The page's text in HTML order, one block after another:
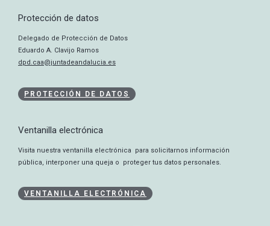
Protección de datos
Delegado de Protección de Datos
Eduardo A. Clavijo Ramos
dpd.caa@juntadeandalucia.es
PROTECCIÓN DE DATOS
Ventanilla electrónica
Visita nuestra ventanilla electrónica para solicitarnos información
pública, interponer una queja o proteger tus datos personales.
VENTANILLA ELECTRÓNICA